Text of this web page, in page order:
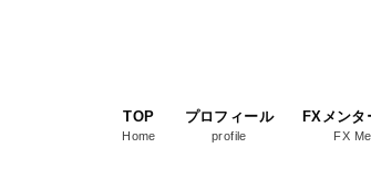
TOP
Home
プロフィール
profile
FXメンタ
FX